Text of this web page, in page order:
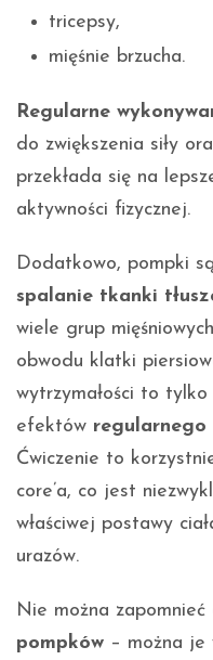
tricepsy,
mięśnie brzucha.
Regularne
do zwiększenia siły
przekłada się na
aktywności fizycznej.
Dodatkowo, pompki
spalanie tkanki
wiele grup
obwodu klatki
wytrzymałości to
efektów regularnego
Ćwiczenie to
core’a, co jest
właściwej postawy
urazów.
Nie można zapomnieć
pompków – można je